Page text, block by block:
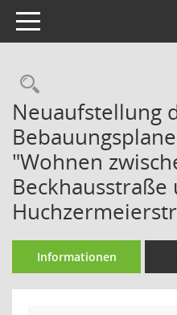
Toggle navigation
Neuaufstellung
"Wohnen
Beckhausstraße
Informationen